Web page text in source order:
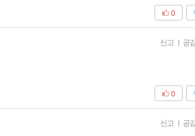
0
신고 | 공
0
신고 | 공